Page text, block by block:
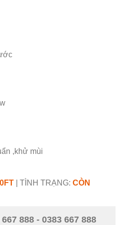
,khử mùi
TÌNH TRẠNG: CÒN
888 - 0383 667 888